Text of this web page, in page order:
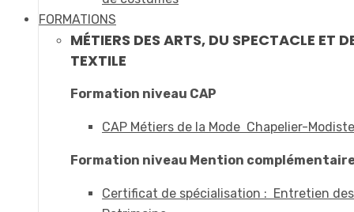
FORMATIONS
MÉTIERS DES ARTS, DU SPECTACLE ET
TEXTILE
Formation niveau CAP
CAP Métiers de la Mode Chapelier-Modiste
Formation niveau Mention
Certificat de spécialisation : Entretien